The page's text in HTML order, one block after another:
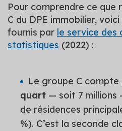
Pour comprendre ce que
C du DPE immobilier,
fournis par le service des
statistiques (2022) :
Le groupe C compte
quart — soit 7 millions
de résidences
%). C’est la seconde